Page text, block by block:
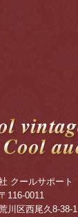
クールサポート
116-0011
川区西尾久8-38-1